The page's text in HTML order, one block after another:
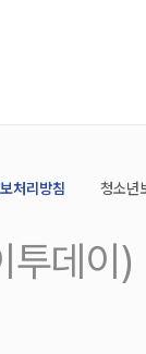
처리방침 청소년
투데